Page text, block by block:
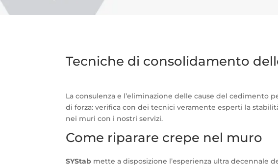
Tecniche di consolidamento
La consulenza e l’eliminazione delle cause del cedimento
di forza: verifica con dei tecnici veramente esperti la
nei muri con i nostri servizi.
Come riparare crepe nel muro
SYStab mette a disposizione l’esperienza ultra decennale